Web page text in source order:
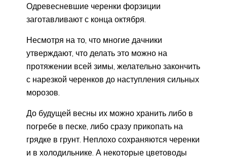
Одревесневшие черенки форзиции
заготавливают с конца октября.
Несмотря на то, что многие дачники
утверждают, что делать это можно на
протяжении всей зимы, желательно закончить
с нарезкой черенков до наступления сильных
морозов.
До будущей весны их можно хранить либо в
погребе в песке, либо сразу прикопать на
грядке в грунт. Неплохо сохраняются черенки
и в холодильнике. А некоторые цветоводы